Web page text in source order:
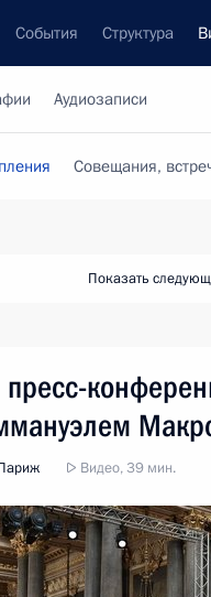
События Структура
Аудиозаписи
Совещания,
Показать
Видео, 39 мин.